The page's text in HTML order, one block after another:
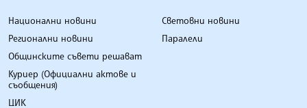
Национални новини
Регионални новини
Общинските съвети решават
Куриер (Официални актове и
съобщения)
ЦИК
Световни новини
Паралели